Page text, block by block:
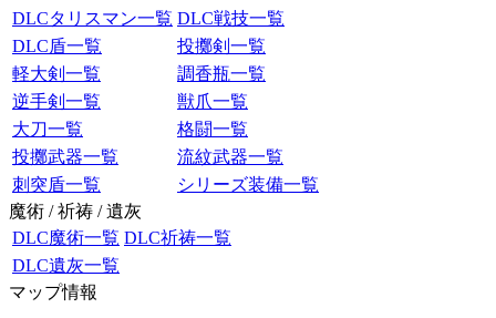
DLCタリスマン一覧 DLC戦技一覧
DLC盾一覧
投擲剣一覧
軽大剣一覧
調香瓶一覧
逆手剣一覧
獣爪一覧
大刀一覧
格闘一覧
投擲武器一覧
流紋武器一覧
刺突盾一覧
シリーズ装備一覧
魔術 / 祈祷 / 遺灰
DLC魔術一覧 DLC祈祷一覧
DLC遺灰一覧
マップ情報